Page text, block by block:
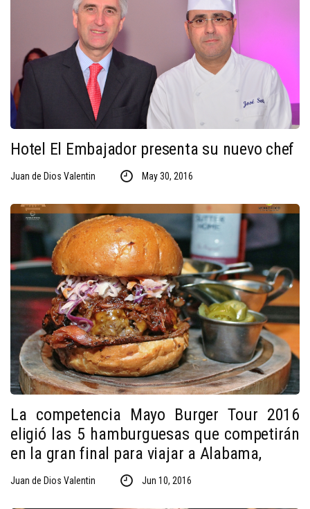
Hotel El Embajador presenta su nuevo chef
Juan de Dios Valentin May 30, 2016
La competencia Mayo Burger Tour 2016
eligió las 5 hamburguesas que competirán
en la gran final para viajar a Alabama,
Juan de Dios Valentin Jun 10, 2016